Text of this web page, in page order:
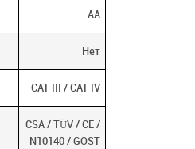
АА
Нет
CAT III / CAT IV
CSA / TÜV / CE /
N10140 / GOST